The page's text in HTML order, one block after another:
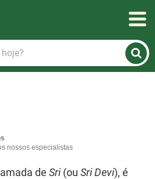
nossos especialistas
de Sri (ou Sri Devi), é